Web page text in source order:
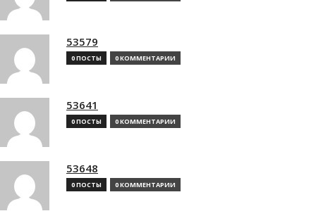
53579
0 ПОСТЫ 0 КОММЕНТАРИИ
53641
0 ПОСТЫ 0 КОММЕНТАРИИ
53648
0 ПОСТЫ 0 КОММЕНТАРИИ